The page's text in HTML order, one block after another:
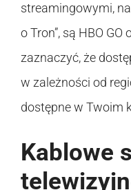
streamingowymi,
o Tron”, są HBO
zaznaczyć, że
w zależności od
dostępne w Twoim
Kablowe